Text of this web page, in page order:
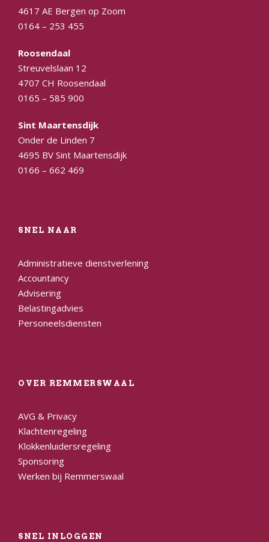
4617 AE Bergen op Zoom
0164 – 253 455
Roosendaal
Streuvelslaan 12
4707 CH Roosendaal
0165 – 585 900
Sint Maartensdijk
Onder de Linden 7
4695 BV Sint Maartensdijk
0166 – 662 469
SNEL NAAR
Administratieve dienstverlening
Accountancy
Advisering
Belastingadvies
Personeelsdiensten
OVER REMMERSWAAL
AVG & Privacy
Klachtenregeling
Klokkenluidersregeling
Sponsoring
Werken bij Remmerswaal
SNEL INLOGGEN